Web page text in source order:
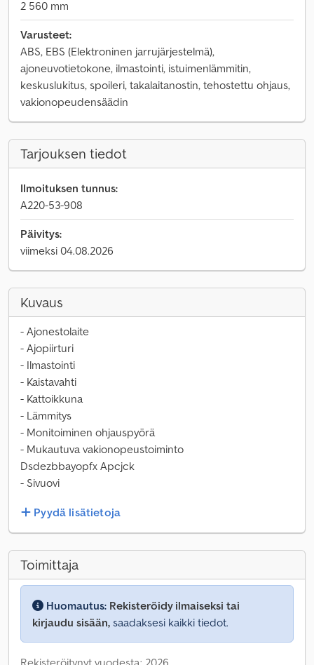
2 560 mm
Varusteet:
ABS, EBS (Elektroninen jarrujärjestelmä),
ajoneuvotietokone, ilmastointi, istuimenlämmitin,
keskuslukitus, spoileri, takalaitanostin, tehostettu ohjaus,
vakionopeudensäädin
Tarjouksen tiedot
Ilmoituksen tunnus:
A220-53-908
Päivitys:
viimeksi 04.08.2026
Kuvaus
- Ajonestolaite
- Ajopiirturi
- Ilmastointi
- Kaistavahti
- Kattoikkuna
- Lämmitys
- Monitoiminen ohjauspyörä
- Mukautuva vakionopeustoiminto
Dsdezbbayopfx Apcjck
- Sivuovi
Pyydä lisätietoja
Toimittaja
Huomautus: Rekisteröidy ilmaiseksi tai
kirjaudu sisään, saadaksesi kaikki tiedot.